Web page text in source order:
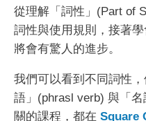
從理解「詞性」(Part of
詞性與使用規則，接著
將會有驚人的進步。
我們可以看到不同詞性
語」(phrasl verb) 與「
關的課程，都在 Square